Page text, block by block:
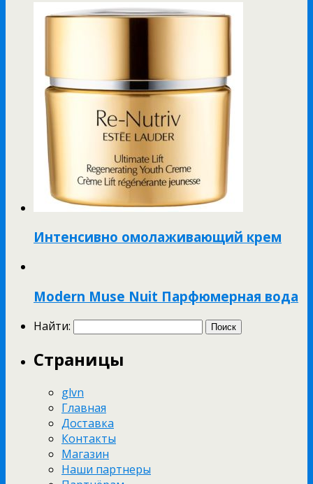
Интенсивно омолаживающий крем
Modern Muse Nuit Парфюмерная вода
Найти:
Страницы
glvn
Главная
Доставка
Контакты
Магазин
Наши партнеры